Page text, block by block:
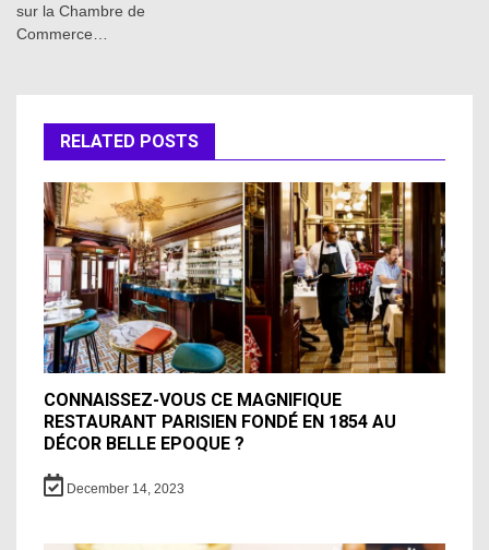
sur la Chambre de
Commerce…
RELATED POSTS
CONNAISSEZ-VOUS CE MAGNIFIQUE
RESTAURANT PARISIEN FONDÉ EN 1854 AU
DÉCOR BELLE EPOQUE ?
December 14, 2023